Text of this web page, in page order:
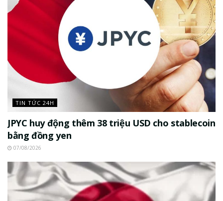
TIN TỨC 24H
JPYC huy động thêm 38 triệu USD cho stablecoin
bằng đồng yen
07/08/2026